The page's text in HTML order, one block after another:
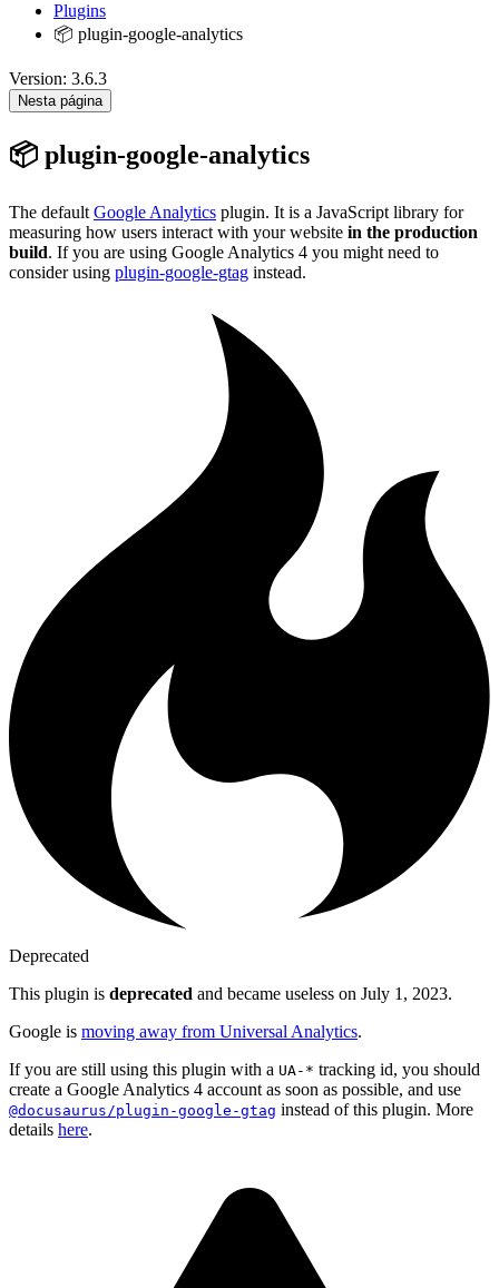
Plugins
📦 plugin-google-analytics
Version: 3.6.3
Nesta página
📦 plugin-google-analytics
The default Google Analytics plugin. It is a JavaScript library for
measuring how users interact with your website in the production
build. If you are using Google Analytics 4 you might need to
consider using plugin-google-gtag instead.
Deprecated
This plugin is deprecated and became useless on July 1, 2023.
Google is moving away from Universal Analytics.
If you are still using this plugin with a UA-* tracking id, you should
create a Google Analytics 4 account as soon as possible, and use
@docusaurus/plugin-google-gtag instead of this plugin. More
details here.